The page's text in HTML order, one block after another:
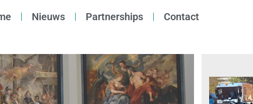
Nieuws Partnerships Contact